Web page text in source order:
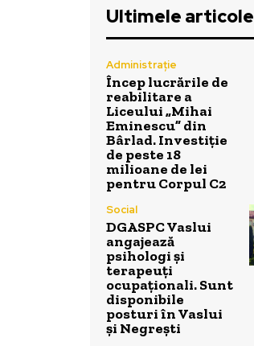
Ultimele articole
Administrație
Încep lucrările de
reabilitare a
Liceului „Mihai
Eminescu” din
Bârlad. Investiție
de peste 18
milioane de lei
pentru Corpul C2
Social
DGASPC Vaslui
angajează
psihologi și
terapeuți
ocupaționali. Sunt
disponibile
posturi în Vaslui
și Negrești